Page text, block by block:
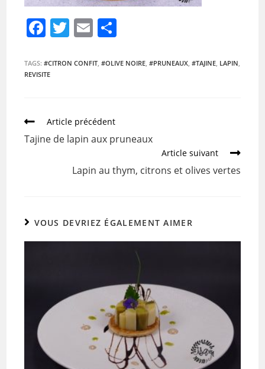
F
c
e
o
o
T
itt
E
ai ta
TAGS:#CITRON CONFIT, #OLIVE NOIRE, #PRUNEAUX, #TAJINE, LAPIN,
REVISITE
Article précédent
Tajine de lapin aux pruneaux
Article suivant
Lapin au thym, citrons et olives vertes
VOUS DEVRIEZ ÉGALEMENT AIMER